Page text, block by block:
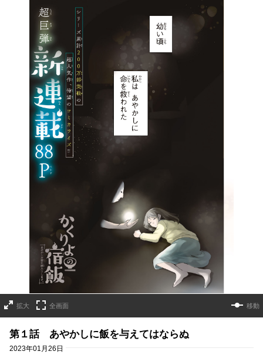
拡大 全画面 移動
第１話 あやかしに飯を与えてはならぬ
2023年01月26日